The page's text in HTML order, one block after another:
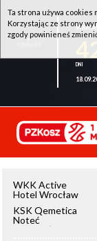
WKK
WKK Active
Hotel Wrocław
KSK Qemetica
Noteć
Inowrocław
Ta strona używa cookies
Korzystając ze strony
zgody powinieneś